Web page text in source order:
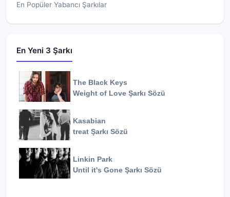
En Popüler Yabancı Şarkılar
En Yeni 3 Şarkı
The Black Keys
Weight of Love Şarkı Sözü
Kasabian
treat Şarkı Sözü
Linkin Park
Until it's Gone Şarkı Sözü